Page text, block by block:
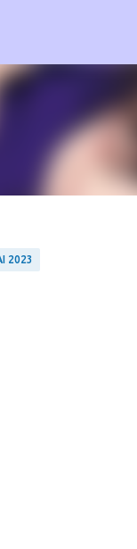
achetez sur Amazon.fr
2023